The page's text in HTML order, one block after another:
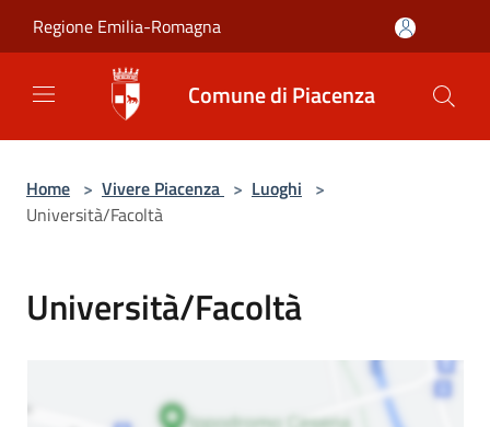
Regione Emilia-Romagna
Comune di Piacenza
Home > Vivere Piacenza > Luoghi >
Università/Facoltà
Università/Facoltà